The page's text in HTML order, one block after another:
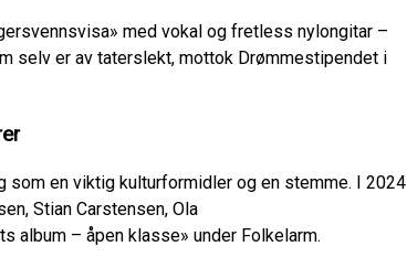
med vokal og fretless nylongitar –
selv er av taterslekt, mottok Drømmestipendet i
som en viktig kulturformidler og en stemme. I 2024
Stian Carstensen, Ola
album – åpen klasse» under Folkelarm.